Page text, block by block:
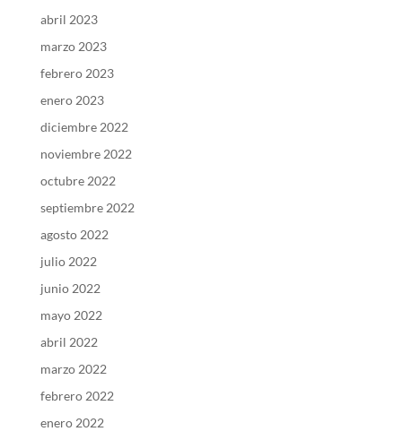
abril 2023
marzo 2023
febrero 2023
enero 2023
diciembre 2022
noviembre 2022
octubre 2022
septiembre 2022
agosto 2022
julio 2022
junio 2022
mayo 2022
abril 2022
marzo 2022
febrero 2022
enero 2022